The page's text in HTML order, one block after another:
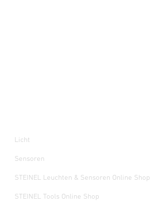
Licht
Sensoren
STEINEL Leuchten & Sensoren Online Shop
STEINEL Tools Online Shop